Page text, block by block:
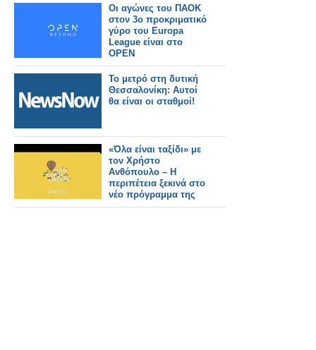
Οι αγώνες του ΠΑΟΚ
στον 3ο προκριματικό
γύρο του Europa
League είναι στο
OPEN
Το μετρό στη δυτική
Θεσσαλονίκη: Αυτοί
θα είναι οι σταθμοί!
«Όλα είναι ταξίδι» με
τον Χρήστο
Ανθόπουλο – Η
περιπέτεια ξεκινά στο
νέο πρόγραμμα της
ΕΡΤ